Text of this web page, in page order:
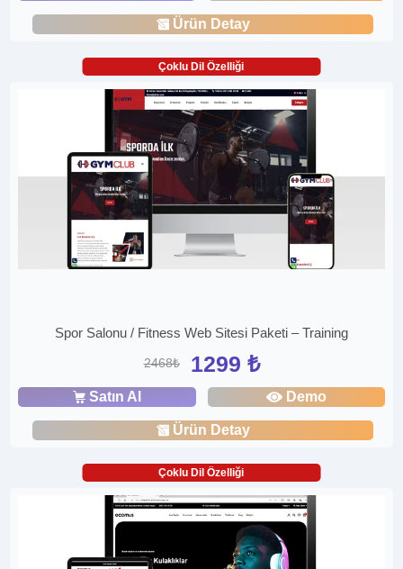
Ürün Detay
Çoklu Dil Özelliği
Spor Salonu / Fitness Web Sitesi Paketi – Training
2468₺ 1299 ₺
Satın Al Demo
Ürün Detay
Çoklu Dil Özelliği